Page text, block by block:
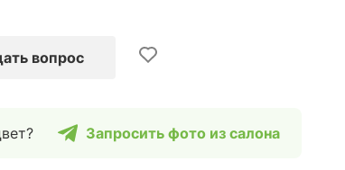
вопрос
Запросить фото из салона